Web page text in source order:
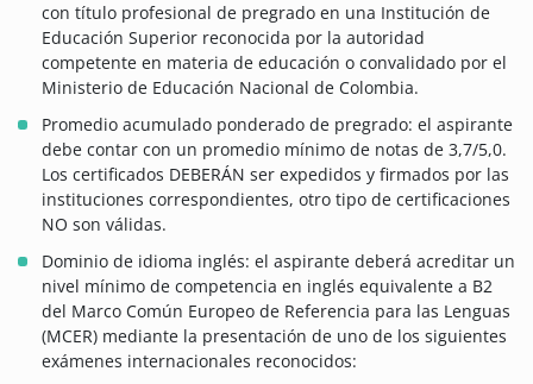
con título profesional de pregrado en una Institución de
Educación Superior reconocida por la autoridad
competente en materia de educación o convalidado por el
Ministerio de Educación Nacional de Colombia.
Promedio acumulado ponderado de pregrado: el aspirante
debe contar con un promedio mínimo de notas de 3,7/5,0.
Los certificados DEBERÁN ser expedidos y firmados por las
instituciones correspondientes, otro tipo de certificaciones
NO son válidas.
Dominio de idioma inglés: el aspirante deberá acreditar un
nivel mínimo de competencia en inglés equivalente a B2
del Marco Común Europeo de Referencia para las Lenguas
(MCER) mediante la presentación de uno de los siguientes
exámenes internacionales reconocidos: